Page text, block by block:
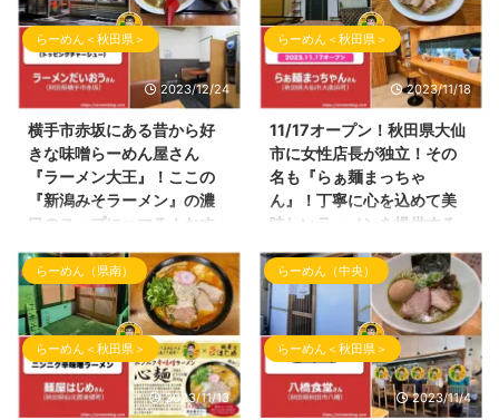
らーめん＜秋田県＞
2023/12/24
横手市赤坂にある昔から好
きな味噌らーめん屋さん
『ラーメン大王』！ここの
『新潟みそラーメン』の濃
口のスープにハマる！おす
こんばんわ！ 久しぶりのブログ
『しんめんの旅』の投稿となりま
した。 今回は横手市赤坂にござ
いますラーメン屋さんへご訪問さ
せて頂きました！ 数年前、横手
市の仕事帰りではよくお世話にな
っていたお店！ 「ラーメンだい
らーめん＜秋田県＞
2023/11/18
11/17オープン！秋田県大仙
市に女性店長が独立！その
名も『らぁ麺まっちゃ
ん』！丁寧に心を込めて美
味しいラーメンを提供する
こんにちわ！しんめんのブログの
お時間となりました！ 本日の投
稿は、2023年11月17日（金曜
日）にオープンしました大仙市の
ラーメン店さんの 試食会にご招
待して頂きましたので、お店の内
容・ラーメン情報を投稿していき
らーめん（県南）
らーめん＜秋田県＞
2023/11/13
らーめん（中央）
らーめん＜秋田県＞
2023/11/4